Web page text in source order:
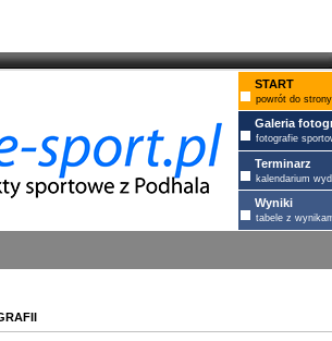
START
powrót do strony
Galeria
fotografie
Terminarz
kalendarium
Wyniki
tabele z